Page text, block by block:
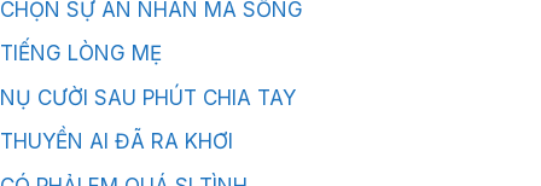
CHỌN SỰ AN NHÀN MÀ SỐNG
TIẾNG LÒNG MẸ
NỤ CƯỜI SAU PHÚT CHIA TAY
THUYỀN AI ĐÃ RA KHƠI